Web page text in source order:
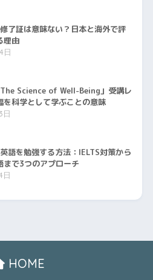
了証は意味ない？日本と海外で評
理由
日
Science of Well-Being」受講レ
を科学として学ぶことの意味
日
語を勉強する方法：IELTS対策から
まで3つのアプローチ
日
HOME